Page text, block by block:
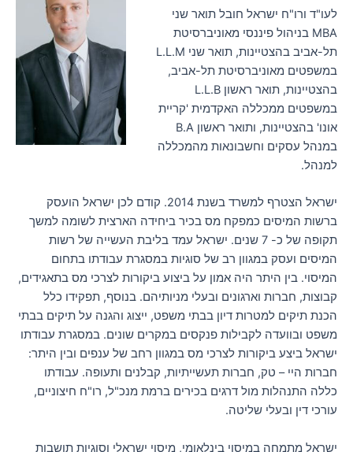
לעו"ד ורו"ח ישראל חובל תואר שני
MBA בניהול פיננסי מאוניברסיטת
תל-אביב בהצטיינות, תואר שני L.L.M
במשפטים מאוניברסיטת תל-אביב,
בהצטיינות, תואר ראשון L.L.B
במשפטים ממכללה האקדמית 'קריית
אונו' בהצטיינות, ותואר ראשון B.A
במנהל עסקים וחשבונאות מהמכללה
למנהל.
ישראל הצטרף למשרד בשנת 2014. קודם לכן ישראל הועסק
ברשות המיסים כמפקח מס בכיר ביחידה הארצית לשומה למשך
תקופה של כ- 7 שנים. ישראל עמד בליבת העשייה של רשות
המיסים ועסק במגוון רב של סוגיות במסגרת עבודתו בתחום
המיסוי. בין היתר היה אמון על ביצוע ביקורות לצרכי מס בתאגידים,
קבוצות, חברות וארגונים ובעלי מניותיהם. בנוסף, תפקידו כלל
הכנת תיקים למטרות דיון בבתי משפט, ייצוג והגנה על תיקים בבתי
משפט ובוועדה לקבילות פנקסים במקרים שונים. במסגרת עבודתו
ישראל ביצע ביקורות לצרכי מס במגוון רחב של ענפים ובין היתר:
חברות היי – טק, חברות תעשייתיות, קבלנים ותעופה. עבודתו
כללה התנהלות מול דרגים בכירים ברמת מנכ"ל, רו"ח חיצוניים,
עורכי דין ובעלי שליטה.
ישראל מתמחה במיסוי בינלאומי, מיסוי ישראלי וסוגיות תושבות